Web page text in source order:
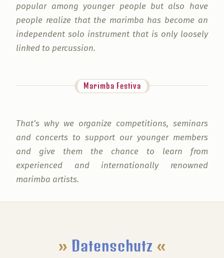
popular among younger people but also have
people realize that the marimba has become an
independent solo instrument that is only loosely
linked to percussion.
Marimba Festiva
That’s why we organize competitions, seminars
and concerts to support our younger members
and give them the chance to learn from
experienced and internationally renowned
marimba artists.
» Datenschutz «